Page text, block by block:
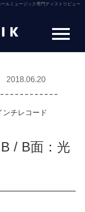
ルミュージック専門ディストリビュー
2018.06.20
ンチレコード
/ B面：光